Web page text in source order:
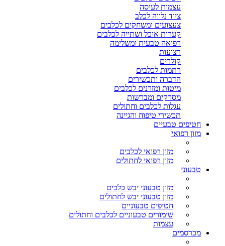
עצמות לעיסה
ציוד נלווה לכלב
צעצועים ומשחקים לכלבים
קערות אוכל ושתייה לכלבים
רפואה טבעית ומשלימה
רצועות
קולרים
רתמות לכלבים
הדברה ותכשירים
מיטות ומזרנים לכלבים
מסרקים ומברשות
עגלות לכלבים וחתולים
תכשירי טיפוח והגיינה
חטיפים טבעיים
מזון רפואי
מזון רפואי לכלבים
מזון רפואי לחתולים
טבעוני
מזון טבעוני יבש כלבים
מזון טבעוני יבש לחתולים
חטיפים טבעוניים
שימורים טבעוניים לכלבים וחתולים
עצמות
מכרסמים